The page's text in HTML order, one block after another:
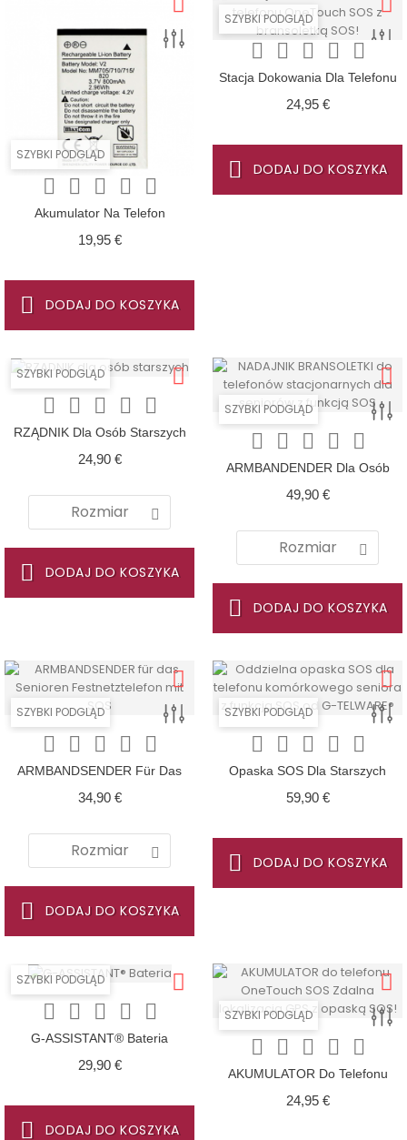
SZYBKI PODGLĄD
    
Akumulator Na Telefon
OneTouch SOS Z Bransoletką
SOS!
19,95 €Cena
DODAJ DO KOSZYKA
SZYBKI PODGLĄD
    
Stacja Dokowania Dla Telefonu
OneTouch SOS Z Bransoletką
SOS!
24,95 €Cena
DODAJ DO KOSZYKA
SZYBKI PODGLĄD
    
RZĄDNIK Dla Osób Starszych
24,90 €Cena
Rozmiar
DODAJ DO KOSZYKA
SZYBKI PODGLĄD
    
ARMBANDENDER Dla Osób
Starszych Stały Telefon Z SOS I
Alarmem
49,90 €Cena
Rozmiar
DODAJ DO KOSZYKA
SZYBKI PODGLĄD
    
ARMBANDSENDER Für Das
Senioren Festnetztelefon Mit
SOS Und Notruf
34,90 €Cena
Rozmiar
DODAJ DO KOSZYKA
SZYBKI PODGLĄD
    
Opaska SOS Dla Starszych
Telefonów Komórkowych!
Wymienna Opaska Na Rękę
59,90 €Cena
DODAJ DO KOSZYKA
SZYBKI PODGLĄD
    
G-ASSISTANT® Bateria
29,90 €Cena
DODAJ DO KOSZYKA
SZYBKI PODGLĄD
    
AKUMULATOR Do Telefonu
OneTouch SOS Zdalna
Lokalizacja GPS Z Opaską SOS!
24,95 €Cena